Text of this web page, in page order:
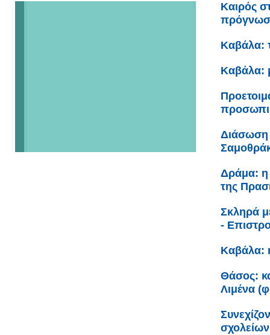
Καιρός
Καβάλα:
Καβάλα:
Διάσωση
Δράμα: η
της
Σκληρά
-
Καβάλα:
Θάσος:
Λιμένα